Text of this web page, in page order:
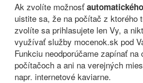
Ak zvolíte možnosť
uistite sa, že na počítač z ktorého
zvolíte sa prihlasujete len Vy, a
využívať služby mocenok.sk pod
Funkciu neodporúčame zapínať na
počítačoch a ani na verejných
napr. internetové kaviarne.